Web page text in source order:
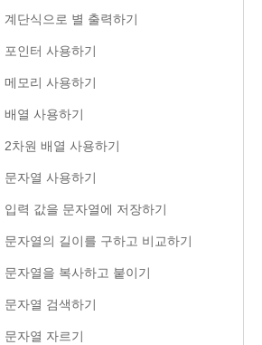
계단식으로 별 출력하기
포인터 사용하기
메모리 사용하기
배열 사용하기
2차원 배열 사용하기
문자열 사용하기
입력 값을 문자열에 저장하기
문자열의 길이를 구하고 비교하기
문자열을 복사하고 붙이기
문자열 검색하기
문자열 자르기